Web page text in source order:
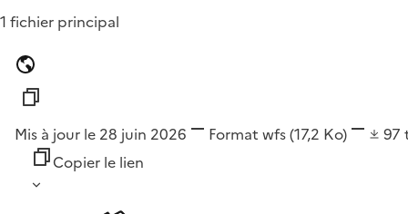
1 fichier principal
Mis à jour le 28 juin 2026 Format wfs(17,2 Ko) 97
Copier le lien